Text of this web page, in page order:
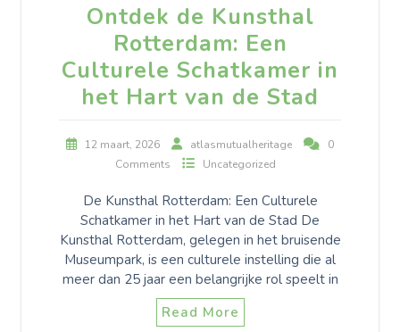
Ontdek de Kunsthal
Rotterdam: Een
Culturele Schatkamer in
het Hart van de Stad
12 maart, 2026 atlasmutualheritage
0
Comments
Uncategorized
De Kunsthal Rotterdam: Een Culturele
Schatkamer in het Hart van de Stad De
Kunsthal Rotterdam, gelegen in het bruisende
Museumpark, is een culturele instelling die al
meer dan 25 jaar een belangrijke rol speelt in
Read More